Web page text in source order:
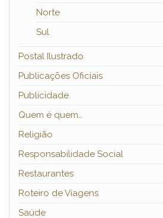
Norte
Sul
Postal Ilustrado
Publicações Oficiais
Publicidade
Quem é quem…
Religião
Responsabilidade Social
Restaurantes
Roteiro de Viagens
Saúde